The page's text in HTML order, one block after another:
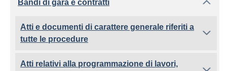
Bandi di gara e contratti
Atti e documenti di carattere generale riferiti a
tutte le procedure
Atti relativi alla programmazione di lavori,